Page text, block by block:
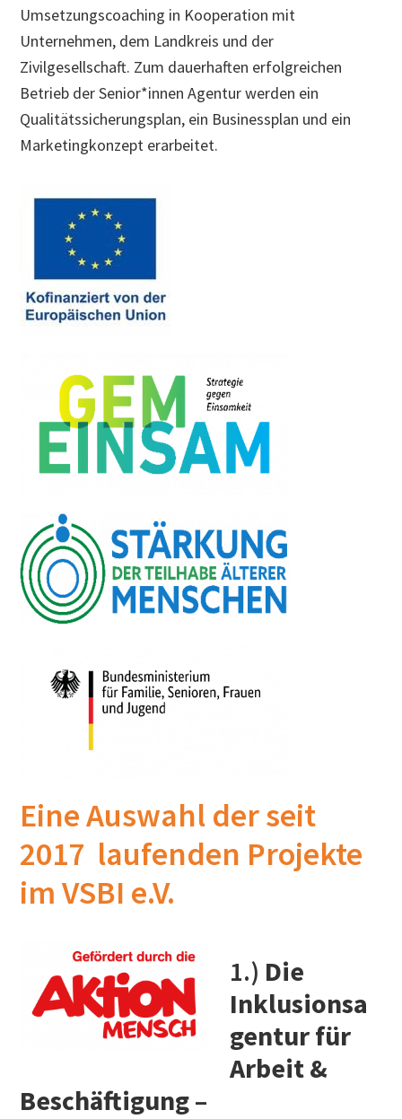
Umsetzungscoaching in Kooperation mit
Unternehmen, dem Landkreis und der
Zivilgesellschaft. Zum dauerhaften erfolgreichen
Betrieb der Senior*innen Agentur werden ein
Qualitätssicherungsplan, ein Businessplan und ein
Marketingkonzept erarbeitet.
Eine Auswahl der seit
2017 laufenden Projekte
im VSBI e.V.
1.) Die
Inklusionsa
gentur für
Arbeit &
Beschäftigung –